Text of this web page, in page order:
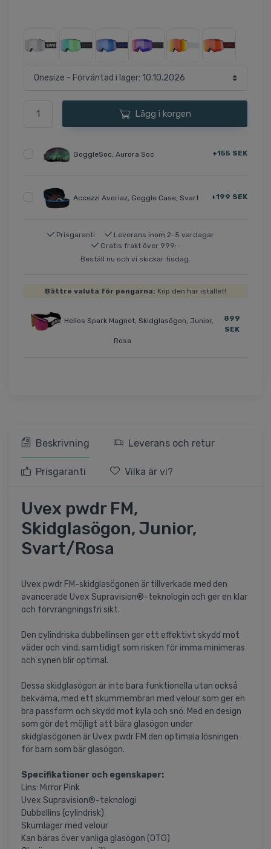
Lägg i korgen
GoggleSoc, Aurora Soc +155 SEK
Accezzi Avoriaz, Goggle Case, Svart +199 SEK
Prisgaranti
Leverans inom 2-5 vardagar
Gratis frakt över 999:-
Beställ nu och vi skickar tisdag.
Bättre valuta för pengarna: Köp den här istället!
Helios Spark Magnet, Skidglasögon, Junior,
Rosa
899
SEK
Beskrivning Leverans och retur
Prisgaranti Vilka är vi?
Uvex pwdr FM,
Skidglasögon, Junior,
Svart/Rosa
Uvex pwdr FM-skidglasögonen är tillverkade med den
avancerade Uvex Supravision®-teknologin och ger en klar
och förvrängningsfri sikt.
Den cylindriska dubbellinsen ger ett effektivt skydd mot
väder och vind, samtidigt som risken för imma minimeras
och synen blir optimal.
Dessa skidglasögon är inte bara funktionella utan också
bekväma, med ett skummembran med velour som ger en
bra passform och skydd mot kyla och snö. Med en design
som gör det möjligt att bära glasögon under
skidglasögonen är Uvex pwdr FM den optimala lösningen
för barn som bär glasögon.
Specifikationer och egenskaper:
Lins: Mirror Pink
Uvex Supravision®-teknologi
Dubbellins (cylindrisk)
Skumlager med velour
Kan bäras över vanliga glasögon (OTG)